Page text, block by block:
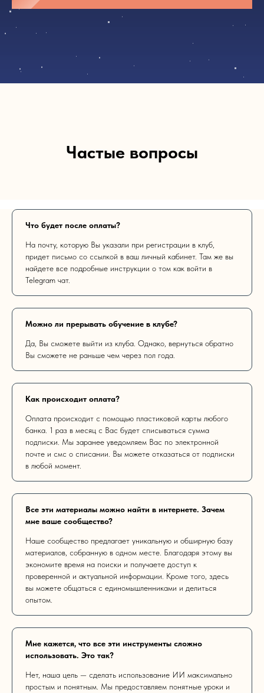
Частые вопросы
Что будет после оплаты?
На почту, которую Вы указали при регистрации в клуб,
придет письмо со ссылкой в ваш личный кабинет. Там же вы
найдете все подробные инструкции о том как войти в
Telegram чат.
Можно ли прерывать обучение в клубе?
Да, Вы сможете выйти из клуба. Однако, вернуться обратно
Вы сможете не раньше чем через пол года.
Как происходит оплата?
Оплата происходит с помощью пластиковой карты любого
банка. 1 раз в месяц с Вас будет списываться сумма
подписки. Мы заранее уведомляем Вас по электронной
почте и смс о списании. Вы можете отказаться от подписки
в любой момент.
Все эти материалы можно найти в интернете. Зачем
мне ваше сообщество?
Наше сообщество предлагает уникальную и обширную базу
материалов, собранную в одном месте. Благодаря этому вы
экономите время на поиски и получаете доступ к
проверенной и актуальной информации. Кроме того, здесь
вы можете общаться с единомышленниками и делиться
опытом.
Мне кажется, что все эти инструменты сложно
использовать. Это так?
Нет, наша цель — сделать использование ИИ максимально
простым и понятным. Мы предоставляем понятные уроки и